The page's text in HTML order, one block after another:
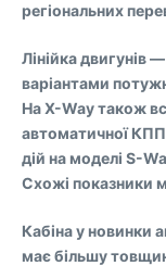
регіональних
Лінійка двигунів
варіантами
На X-Way також
автоматичної
дій на моделі S-
Схожі показники
Кабіна у новинки
має більшу